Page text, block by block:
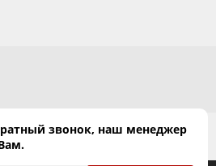
звонок, наш менеджер